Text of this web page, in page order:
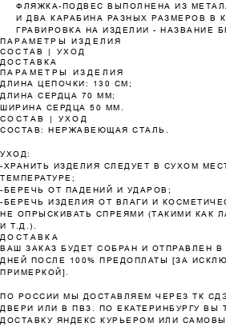
ФЛЯЖКА-ПОДВЕС ВЫПОЛНЕНА ИЗ
И ДВА КАРАБИНА РАЗНЫХ РАЗМЕРОВ В
ГРАВИРОВКА НА ИЗДЕЛИИ - НАЗВАНИЕ
ПАРАМЕТРЫ ИЗДЕЛИЯ
СОСТАВ | УХОД
ДОСТАВКА
ПАРАМЕТРЫ ИЗДЕЛИЯ
ДЛИНА ЦЕПОЧКИ: 130 СМ;
ДЛИНА СЕРДЦА 70 ММ;
ШИРИНА СЕРДЦА 50 ММ.
СОСТАВ | УХОД
СОСТАВ: НЕРЖАВЕЮЩАЯ СТАЛЬ.
УХОД:
-ХРАНИТЬ ИЗДЕЛИЯ СЛЕДУЕТ В СУХОМ
ТЕМПЕРАТУРЕ;
-БЕРЕЧЬ ОТ ПАДЕНИЙ И УДАРОВ;
-БЕРЕЧЬ ИЗДЕЛИЯ ОТ ВЛАГИ И
НЕ ОПРЫСКИВАТЬ СПРЕЯМИ (ТАКИМИ КАК
И Т.Д.).
ДОСТАВКА
ВАШ ЗАКАЗ БУДЕТ СОБРАН И ОТПРАВЛЕН
ДНЕЙ ПОСЛЕ 100% ПРЕДОПЛАТЫ [ЗА
ПРИМЕРКОЙ].
ПО РОССИИ МЫ ДОСТАВЛЯЕМ ЧЕРЕЗ ТК
ДВЕРИ ИЛИ В ПВЗ. ПО ЕКАТЕРИНБУРГУ ВЫ
ДОСТАВКУ ЯНДЕКС КУРЬЕРОМ ИЛИ
Оплатите сегодня 25%
картой любого банка,
платежами раз в две
Оплата
25%
Через 2
25%
Как обычная оплата
Понятно